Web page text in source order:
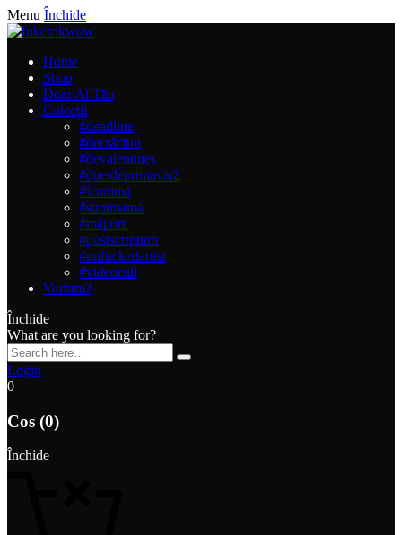
Menu Închide
Home
Shop
Doar Al Tău
Colecții
#deadline
#decrăciun
#devalentines
#duetdeprimavară
#icratimă
#suntmamă
#măport
#postscriptum
#unfuckedartist
#videocall
Vorbim?
Închide
What are you looking for?
Login
0
Cos (0)
Închide